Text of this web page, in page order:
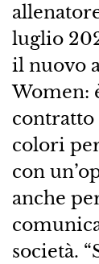
luglio
il nuovo
Women:
contratto
colori
con
anche
società.